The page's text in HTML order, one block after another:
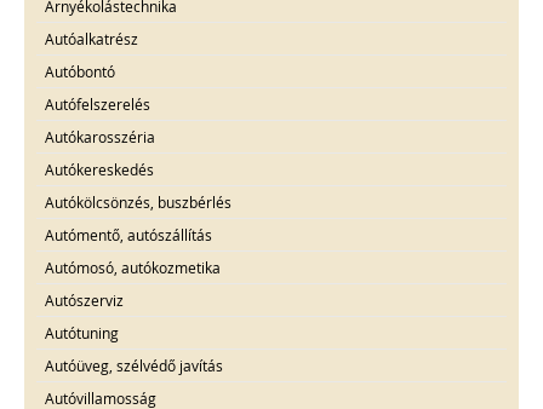
Árnyékolástechnika
Autóalkatrész
Autóbontó
Autófelszerelés
Autókarosszéria
Autókereskedés
Autókölcsönzés, buszbérlés
Autómentő, autószállítás
Autómosó, autókozmetika
Autószerviz
Autótuning
Autóüveg, szélvédő javítás
Autóvillamosság